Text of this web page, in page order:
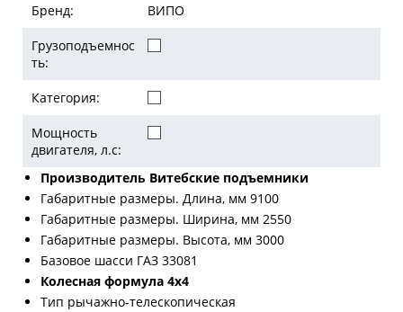
Бренд:
ВИПО
Грузоподъемнос
ть:
Категория:
Мощность
двигателя, л.с:
Производитель Витебские подъемники
Габаритные размеры. Длина, мм 9100
Габаритные размеры. Ширина, мм 2550
Габаритные размеры. Высота, мм 3000
Базовое шасси ГАЗ 33081
Колесная формула 4х4
Тип рычажно-телескопическая